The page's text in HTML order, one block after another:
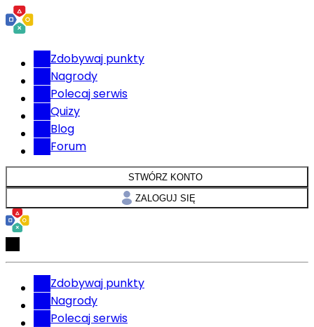
Zdobywaj punkty
Nagrody
Polecaj serwis
Quizy
Blog
Forum
STWÓRZ KONTO
ZALOGUJ SIĘ
Zdobywaj punkty
Nagrody
Polecaj serwis